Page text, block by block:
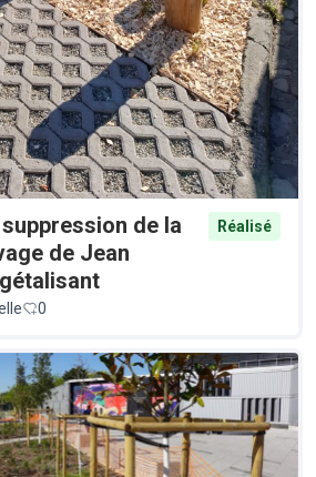
de la
de Jean
Réalisé
0